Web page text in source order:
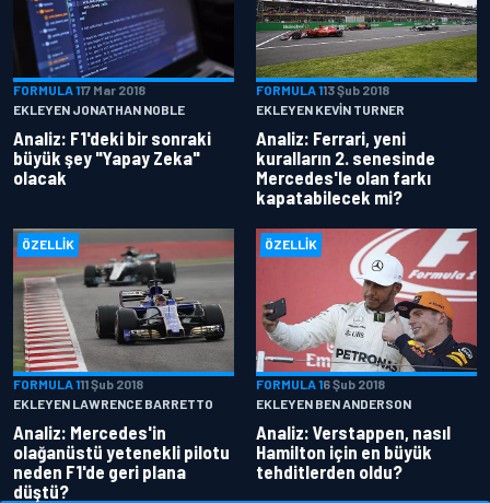
FORMULA 117 Mar 2018
EKLEYEN JONATHAN NOBLE
Analiz: F1'deki bir sonraki
büyük şey "Yapay Zeka"
olacak
FORMULA 113 Şub 2018
EKLEYEN KEVIN TURNER
Analiz: Ferrari, yeni
kuralların 2. senesinde
Mercedes'le olan farkı
kapatabilecek mi?
ÖZELLIK
FORMULA 111 Şub 2018
EKLEYEN LAWRENCE BARRETTO
Analiz: Mercedes'in
olağanüstü yetenekli pilotu
neden F1'de geri plana
düştü?
ÖZELLIK
FORMULA 16 Şub 2018
EKLEYEN BEN ANDERSON
Analiz: Verstappen, nasıl
Hamilton için en büyük
tehditlerden oldu?